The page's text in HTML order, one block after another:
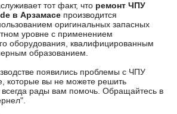
тот факт, что ремонт ЧПУ
в Арзамасе производится
оригинальных запасных
уровне с применением
оборудования, квалифицированным
образованием.
появились проблемы с ЧПУ
которые вы не можете решить
рады вам помочь. Обращайтесь в